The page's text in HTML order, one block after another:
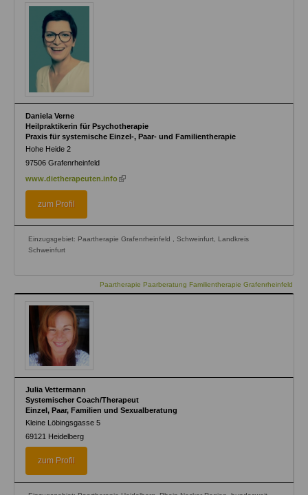
Daniela Verne
Heilpraktikerin für Psychotherapie
Praxis für systemische Einzel-, Paar- und Familientherapie
Hohe Heide 2
97506 Grafenrheinfeld
www.dietherapeuten.info(link
zum Profil
Einzugsgebiet: Paartherapie Grafenrheinfeld , Schweinfurt, Landkreis
Schweinfurt
Paartherapie Paarberatung Familientherapie Grafenrheinfeld
Julia Vettermann
Systemischer Coach/Therapeut
Einzel, Paar, Familien und Sexualberatung
Kleine Löbingsgasse 5
69121 Heidelberg
zum Profil